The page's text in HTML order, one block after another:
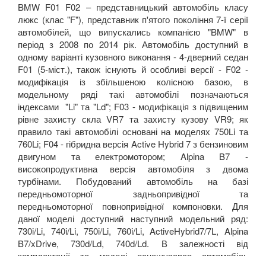
BMW F01 F02 – представницький автомобіль класу
люкс (клас "F"), представник п'ятого покоління 7-ї серії
автомобілей, що випускались компанією "BMW" в
період з 2008 по 2014 рік. Автомобіль доступний в
одному варіанті кузовного виконання - 4-дверний седан
F01 (5-міст.), також існують й особливі версії - F02 -
модифікація із збільшеною колісною базою, в
модельному ряді такі автомобілі позначаються
індексами "Li" та "Ld"; F03 - модифікація з підвищеним
рівне захисту скла VR7 та захисту кузову VR9; як
правило такі автомобілі основані на моделях 750Li та
760Li; F04 - гібридна версія Active Hybrid 7 з бензиновим
двигуном та електромотором; Alpina B7 -
високопродуктивна версія автомобіля з двома
турбінами. Побудований автомобіль на базі
передньомоторної задньопривідної та
передньомоторної повнопривідної компоновки. Для
даної моделі доступний наступний модельний ряд:
730i/Li, 740i/Li, 750i/Li, 760i/Li, ActiveHybrid7/7L, Alpina
B7/xDrive, 730d/Ld, 740d/Ld. В залежності від